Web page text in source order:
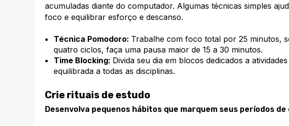
acumuladas diante do computador. Algumas técnicas simples
foco e equilibrar esforço e descanso.
Técnica Pomodoro: Trabalhe com foco total por 25 minutos,
quatro ciclos, faça uma pausa maior de 15 a 30 minutos.
Time Blocking: Divida seu dia em blocos dedicados a
equilibrada a todas as disciplinas.
Crie rituais de estudo
Desenvolva pequenos hábitos que marquem seus períodos